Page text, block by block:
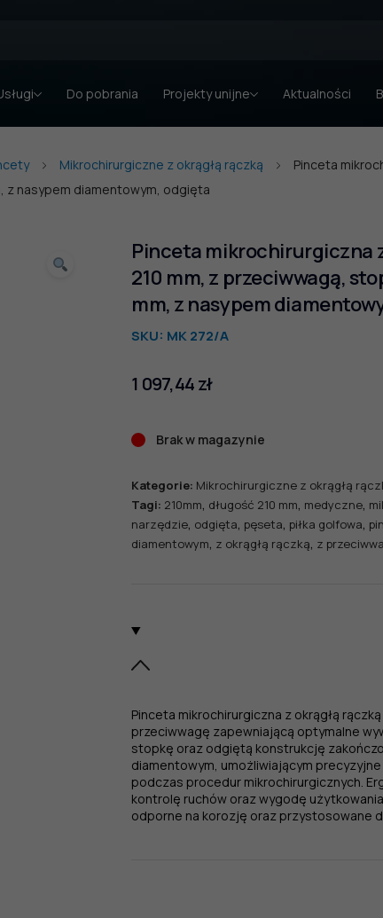
Do pobrania Projekty unijne Aktualności
Mikrochirurgiczne z okrągłą rączką
Pinceta
z nasypem diamentowym, odgięta
Pinceta mikrochirurgiczna
210 mm, z przeciwwagą,
mm, z nasypem
SKU: MK 272/A
1 097,44zł
Brak w magazynie
Kategorie: Mikrochirurgiczne z okrągłą
Tagi: 210mm, długość 210 mm, medyczne,
narzędzie, odgięta, pęseta, piłka golfowa,
diamentowym, z okrągłą rączką, z
Pinceta mikrochirurgiczna z okrągłą
przeciwwagę zapewniającą optymalne
stopkę oraz odgiętą konstrukcję
diamentowym, umożliwiającym
podczas procedur mikrochirurgicznych.
kontrolę ruchów oraz wygodę
odporne na korozję oraz przystosowane